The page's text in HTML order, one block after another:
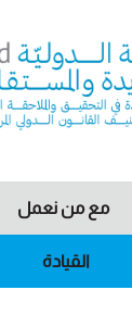
القيادة
مع من نعمل